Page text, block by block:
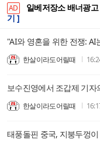
AD 일베저장소 배너광
기 ]
"AI와 영혼을 위한 전쟁: AI
한살이라도어릴때
한살이라도어릴때
태풍돌핀 중국, 지붕두껑